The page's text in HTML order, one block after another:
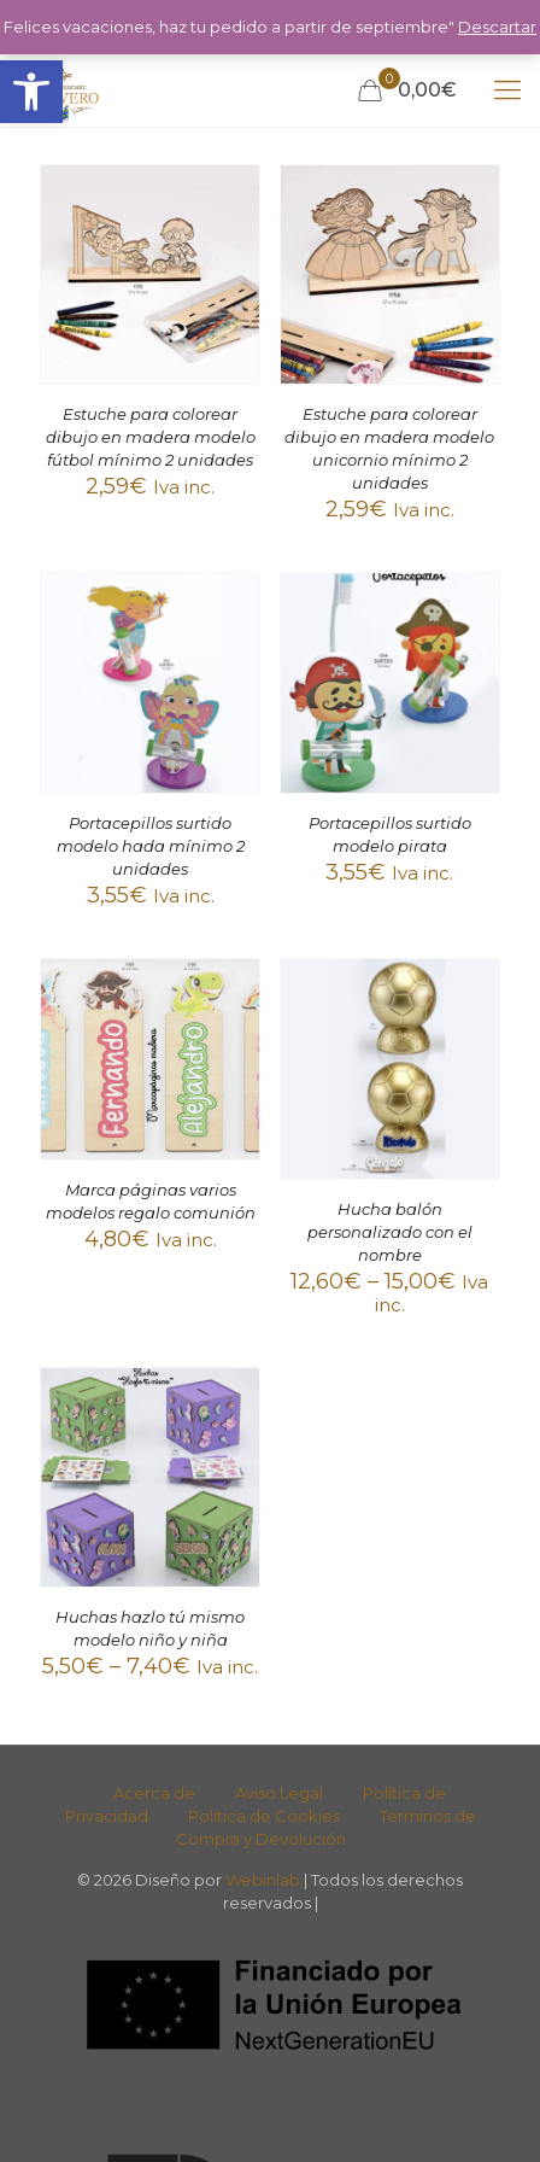
Abrir barra de herramientas 0 0,00€
Estuche para colorear
dibujo en madera modelo
fútbol mínimo 2 unidades
2,59€ Iva inc.
Estuche para colorear
dibujo en madera modelo
unicornio mínimo 2
unidades
2,59€ Iva inc.
Portacepillos surtido
modelo hada mínimo 2
unidades
3,55€ Iva inc.
Portacepillos surtido
modelo pirata
3,55€ Iva inc.
Marca páginas varios
modelos regalo comunión
4,80€ Iva inc.
Hucha balón
personalizado con el
nombre
12,60€ –15,00€ Iva
inc.
Huchas hazlo tú mismo
modelo niño y niña
5,50€ –7,40€ Iva inc.
Acerca de Aviso Legal
Política de
Privacidad
Política de Cookies
Términos de
Compra y Devolución
© 2026 Diseño por Webinlab | Todos los derechos
reservados |
Felices vacaciones, haz tu pedido a partir de septiembre" Descartar